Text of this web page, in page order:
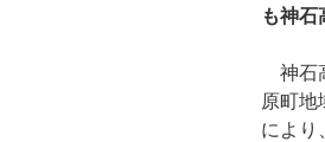
も神石
神石
原町地
により